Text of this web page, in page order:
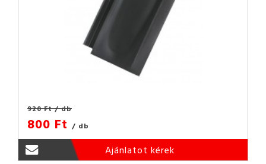
920 Ft/ db
800 Ft / db
Ajánlatot kérek